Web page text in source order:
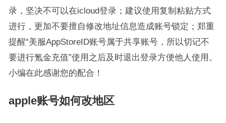
录，坚决不可以在icloud登录；建议使用复制粘贴方式
进行，更加不要擅自修改地址信息造成账号锁定；郑重
提醒“美服AppStoreID账号属于共享账号，所以切记不
要进行氪金充值”使用之后及时退出登录方便他人使用。
小编在此感谢您的配合！
apple账号如何改地区